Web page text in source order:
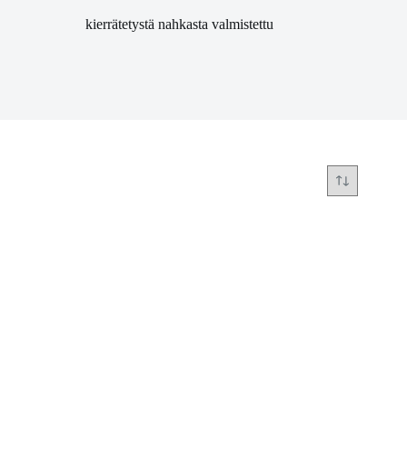
kierrätetystä nahkasta valmistettu